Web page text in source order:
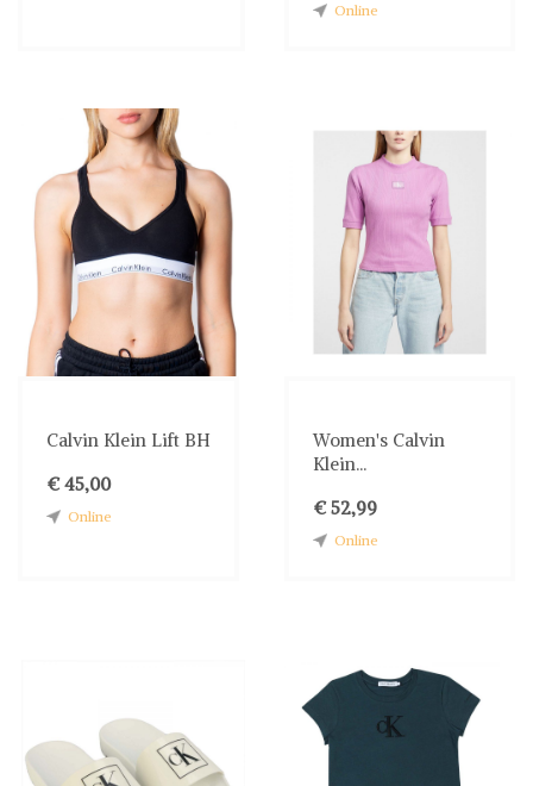
Online
Calvin Klein Lift BH
€ 45,00
Online
Women's Calvin
Klein...
€ 52,99
Online